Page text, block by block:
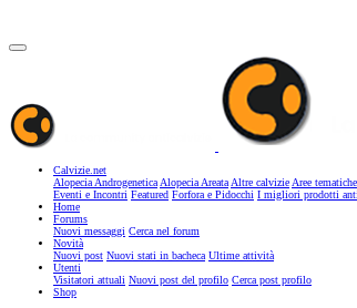
Calvizie.net
Alopecia AndrogeneticaAlopecia AreataAltre calvizieAree tematiche
Eventi e Incontri Featured Forfora e Pidocchi I migliori prodotti
Home
Forums
Nuovi messaggi Cerca nel forum
Novità
Nuovi post Nuovi stati in bacheca Ultime attività
Utenti
Visitatori attuali Nuovi post del profilo Cerca post profilo
Shop